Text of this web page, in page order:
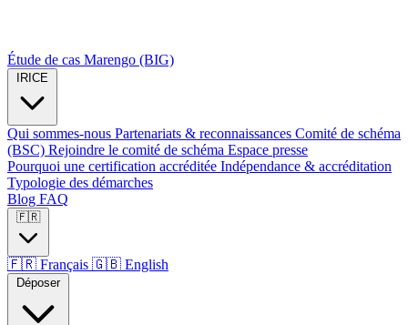
Étude de cas Marengo (BIG)
IRICE
Qui sommes-nous Partenariats & reconnaissances Comité de schéma
(BSC) Rejoindre le comité de schéma Espace presse
Pourquoi une certification accréditée Indépendance & accréditation
Typologie des démarches
Blog FAQ
🇫🇷
🇫🇷 Français 🇬🇧 English
Déposer